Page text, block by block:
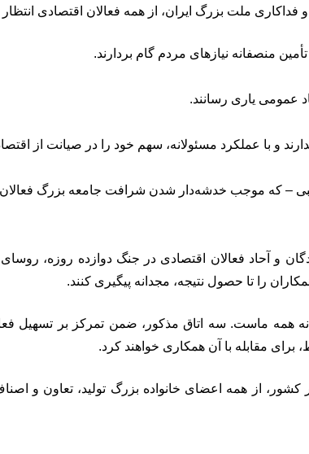
ملت بزرگ ایران، از همه فعالان اقتصادی انتظار
– که موجب خدشه‌دار شدن شرافت جامعه بزرگ
و آحاد فعالان اقتصادی در جنگ دوازده روزه،
را تا حصول نتیجه، مجدانه پیگیری کنند.
ماست. سه اتاق مذکور، ضمن تمرکز بر تسهیل
برای مقابله با آن همکاری خواهند کرد.
از همه اعضای خانواده بزرگ تولید، تعاون و